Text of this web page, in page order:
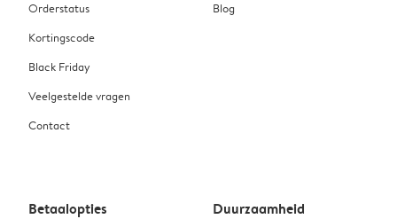
Orderstatus
Kortingscode
Black Friday
Veelgestelde vragen
Contact
Blog
Betaalopties Duurzaamheid